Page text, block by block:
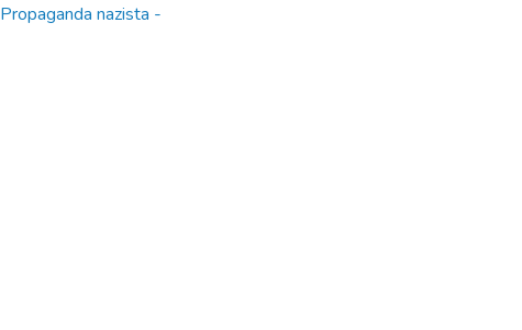
Propaganda nazista -